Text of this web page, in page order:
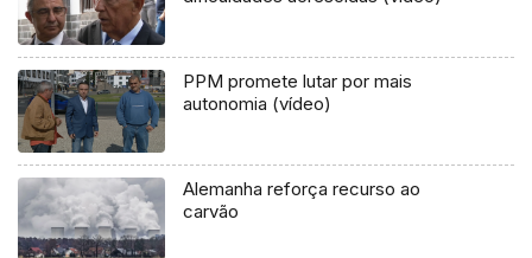
PPM promete lutar por mais
autonomia (vídeo)
Alemanha reforça recurso ao
carvão